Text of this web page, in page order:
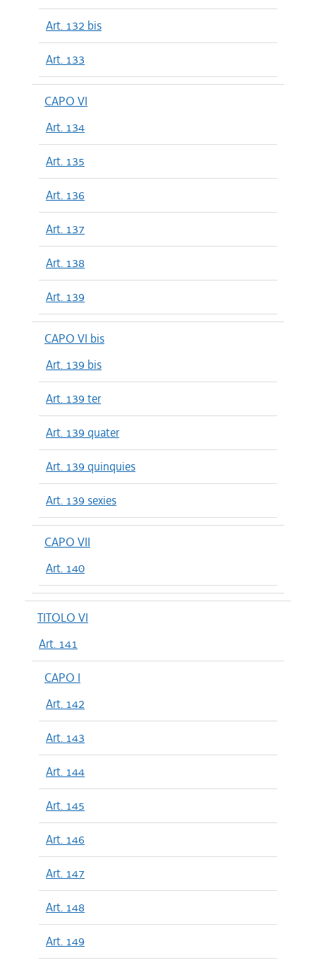
Art. 132 bis
Art. 133
CAPO VI
Art. 134
Art. 135
Art. 136
Art. 137
Art. 138
Art. 139
CAPO VI bis
Art. 139 bis
Art. 139 ter
Art. 139 quater
Art. 139 quinquies
Art. 139 sexies
CAPO VII
Art. 140
TITOLO VI
Art. 141
CAPO I
Art. 142
Art. 143
Art. 144
Art. 145
Art. 146
Art. 147
Art. 148
Art. 149